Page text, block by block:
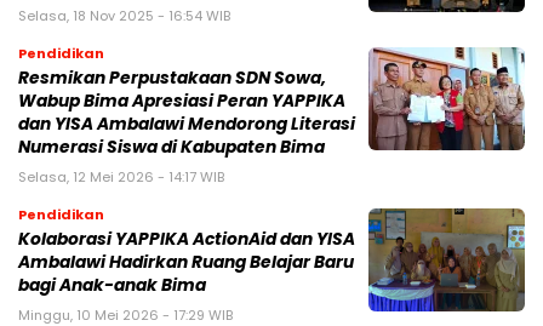
Selasa, 18 Nov 2025 - 16:54 WIB
Pendidikan
Resmikan Perpustakaan SDN Sowa,
Wabup Bima Apresiasi Peran YAPPIKA
dan YISA Ambalawi Mendorong Literasi
Numerasi Siswa di Kabupaten Bima
Selasa, 12 Mei 2026 - 14:17 WIB
Pendidikan
Kolaborasi YAPPIKA ActionAid dan YISA
Ambalawi Hadirkan Ruang Belajar Baru
bagi Anak-anak Bima
Minggu, 10 Mei 2026 - 17:29 WIB